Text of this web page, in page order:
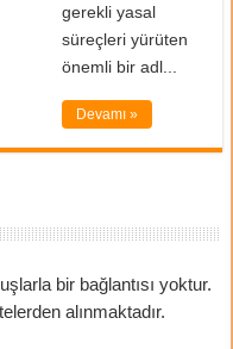
gerekli yasal
süreçleri yürüten
önemli bir adl...
Devamı »
bir bağlantısı yoktur.
alınmaktadır.